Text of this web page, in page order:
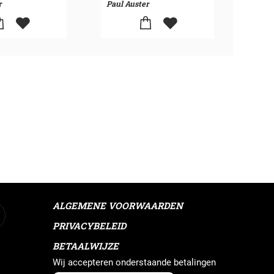
Paul Auster
ALGEMENE VOORWAARDEN
PRIVACYBELEID
BETAALWIJZE
Wij accepteren onderstaande betalingen